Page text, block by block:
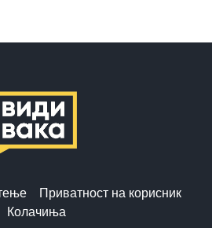
Приватност на корисник
Колачиња